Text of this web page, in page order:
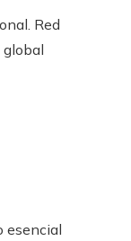
Red
esencial